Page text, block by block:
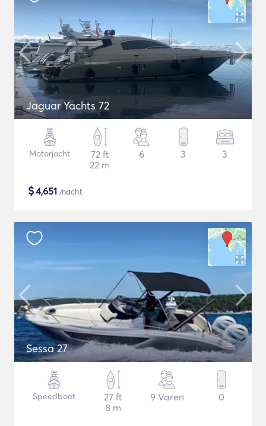
Jaguar Yachts 72
Motorjacht
72 ft
22 m
6 3 3
$4,651 /nacht
Sessa 27
Speedboot
27 ft
8 m
9 Varen 0